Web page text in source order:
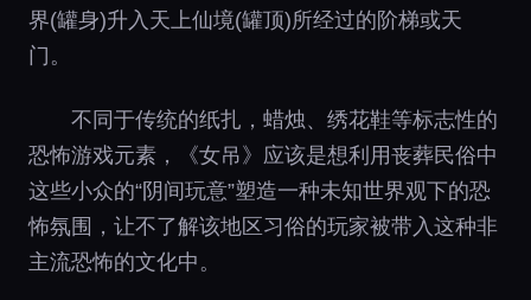
界(罐身)升入天上仙境(罐顶)所经过的阶梯或天
门。
不同于传统的纸扎，蜡烛、绣花鞋等标志性的
恐怖游戏元素，《女吊》应该是想利用丧葬民俗中
这些小众的“阴间玩意”塑造一种未知世界观下的恐
怖氛围，让不了解该地区习俗的玩家被带入这种非
主流恐怖的文化中。